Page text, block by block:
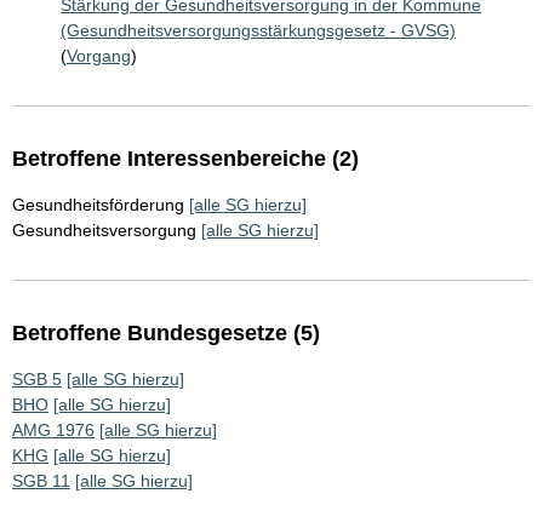
Stärkung der Gesundheitsversorgung in der Kommune
(Gesundheitsversorgungsstärkungsgesetz - GVSG)
(Vorgang)
Betroffene Interessenbereiche (2)
Gesundheitsförderung [alle SG hierzu]
Gesundheitsversorgung [alle SG hierzu]
Betroffene Bundesgesetze (5)
SGB 5 [alle SG hierzu]
BHO [alle SG hierzu]
AMG 1976 [alle SG hierzu]
KHG [alle SG hierzu]
SGB 11 [alle SG hierzu]